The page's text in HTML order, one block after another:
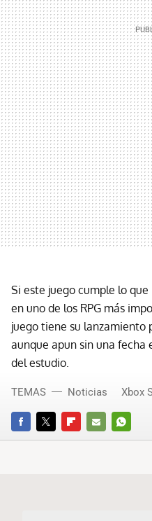
Si este juego cumple lo
en uno de los RPG más
juego tiene su lanzamiento
aunque apun sin una
del estudio.
FACEBOOKTWITTERFLIPBOARD
E-
TEMAS Noticias Xbox